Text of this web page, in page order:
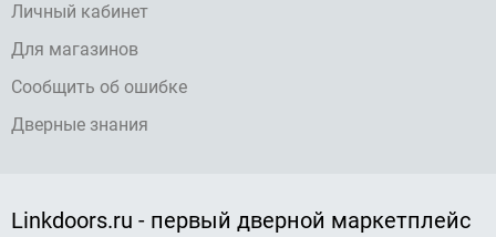
Личный кабинет
Для магазинов
Сообщить об ошибке
Дверные знания
Linkdoors.ru - первый дверной маркетплейс